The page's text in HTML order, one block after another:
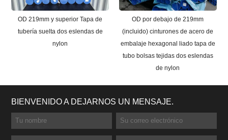
OD 219mm y superior Tapa de
tubería suelta dos eslendas de
nylon
OD por debajo de 219mm
(incluido) cinturones de acero de
embalaje hexagonal liado tapa de
tubo bolsas tejidas dos eslendas
de nylon
BIENVENIDO A DEJARNOS UN MENSAJE.